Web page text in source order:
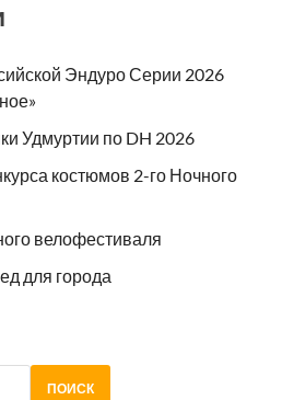
Эндуро Серии 2026
Удмуртии по DH 2026
костюмов 2-го Ночного
велофестиваля
для города
ПОИСК